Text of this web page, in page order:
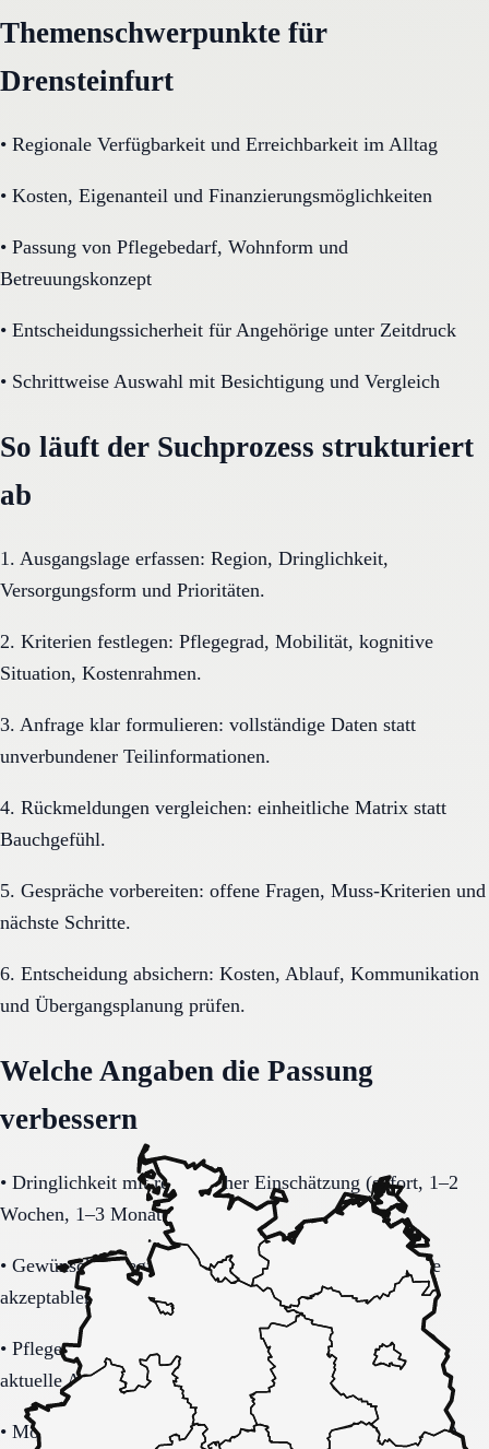
Themenschwerpunkte für
Drensteinfurt
• Regionale Verfügbarkeit und Erreichbarkeit im Alltag
• Kosten, Eigenanteil und Finanzierungsmöglichkeiten
• Passung von Pflegebedarf, Wohnform und
Betreuungskonzept
• Entscheidungssicherheit für Angehörige unter Zeitdruck
• Schrittweise Auswahl mit Besichtigung und Vergleich
So läuft der Suchprozess strukturiert
ab
1. Ausgangslage erfassen: Region, Dringlichkeit,
Versorgungsform und Prioritäten.
2. Kriterien festlegen: Pflegegrad, Mobilität, kognitive
Situation, Kostenrahmen.
3. Anfrage klar formulieren: vollständige Daten statt
unverbundener Teilinformationen.
4. Rückmeldungen vergleichen: einheitliche Matrix statt
Bauchgefühl.
5. Gespräche vorbereiten: offene Fragen, Muss-Kriterien und
nächste Schritte.
6. Entscheidung absichern: Kosten, Ablauf, Kommunikation
und Übergangsplanung prüfen.
Welche Angaben die Passung
verbessern
• Dringlichkeit mit realistischer Einschätzung (sofort, 1–2
Wochen, 1–3 Monate).
• Gewünschte Region in Nordrhein-Westfalen inklusive
akzeptablem Suchradius.
• Pflegegrad-Status (vorhanden, beantragt, unklar) und
aktuelle Alltagsbelastung.
• Mobilität (selbstständig, Rollator, Rollstuhl, bettlägerig)